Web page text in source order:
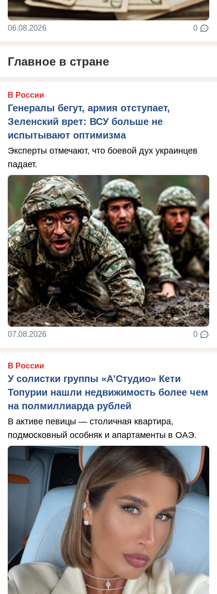
06.08.2026 0
Главное в стране
В России
Генералы бегут, армия отступает,
Зеленский врет: ВСУ больше не
испытывают оптимизма
Эксперты отмечают, что боевой дух украинцев
падает.
07.08.2026 0
В России
У солистки группы «А'Студио» Кети
Топурии нашли недвижимость более чем
на полмиллиарда рублей
В активе певицы — столичная квартира,
подмосковный особняк и апартаменты в ОАЭ.